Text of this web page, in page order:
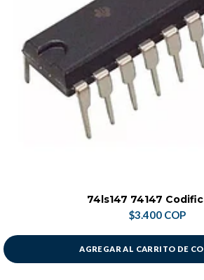
74ls147 74147
$3.400 COP
AGREGAR AL CARRITO DE